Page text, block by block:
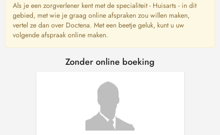
Als je een zorgverlener kent met de specialiteit - Huisarts - in dit
gebied, met wie je graag online afspraken zou willen maken,
vertel ze dan over Doctena. Met een beetje geluk, kunt u uw
volgende afspraak online maken.
Zonder online boeking